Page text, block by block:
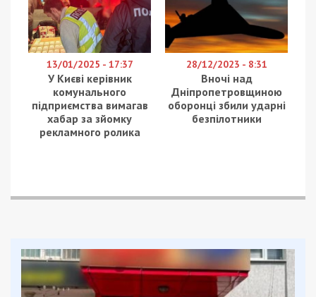
13/01/2025 - 17:37
У Києві керівник
комунального
підприємства вимагав
хабар за зйомку
рекламного ролика
28/12/2023 - 8:31
Вночі над
Дніпропетровщиною
оборонці збили ударні
безпілотники